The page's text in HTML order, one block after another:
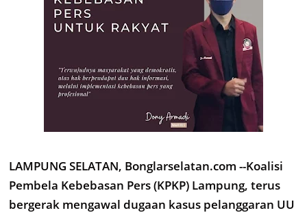
LAMPUNG SELATAN, Bonglarselatan.com --Koalisi
Pembela Kebebasan Pers (KPKP) Lampung, terus
bergerak mengawal dugaan kasus pelanggaran UU